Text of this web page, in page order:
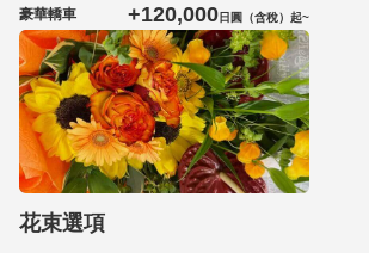
豪華轎車 +120,000日圓（含稅）起~
花束選項